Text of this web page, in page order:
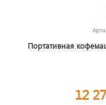
Портативная
12